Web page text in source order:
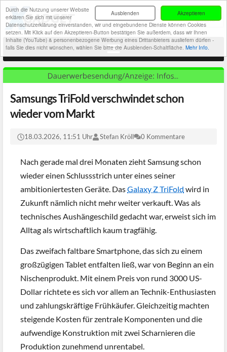
Akzeptieren
Ausblenden
Durch die Nutzung unserer Website
erklären Sie sich mit unserer
Datenschutzerklärung einverstanden, wir und eingebundene Dienste können Cookies
setzen. Mit Klick auf den Akzeptieren-Button bestätigen Sie außerdem, dass wir Ihnen
Inhalte (YouTube) & personenbezogene Werbung eines Drittanbieters ausliefern dürfen -
falls Sie dies nicht wünschen, wählen Sie bitte die Ausblenden-Schaltfläche. Mehr Info.
Samsungs TriFold verschwindet schon
wieder vom Markt
18.03.2026, 11:51 Uhr Stefan Kröll 0 Kommentare
Nach gerade mal drei Monaten zieht Samsung schon
wieder einen Schlussstrich unter eines seiner
ambitioniertesten Geräte. DasGalaxy Z TriFold wird in
Zukunft nämlich nicht mehr weiter verkauft. Was als
technisches Aushängeschild gedacht war, erweist sich im
Alltag als wirtschaftlich kaum tragfähig.
Das zweifach faltbare Smartphone, das sich zu einem
großzügigen Tablet entfalten ließ, war von Beginn an ein
Nischenprodukt. Mit einem Preis von rund 3000 US-
Dollar richtete es sich vor allem an Technik-Enthusiasten
und zahlungskräftige Frühkäufer. Gleichzeitig machten
steigende Kosten für zentrale Komponenten und die
aufwendige Konstruktion mit zwei Scharnieren die
Produktion zunehmend unrentabel.